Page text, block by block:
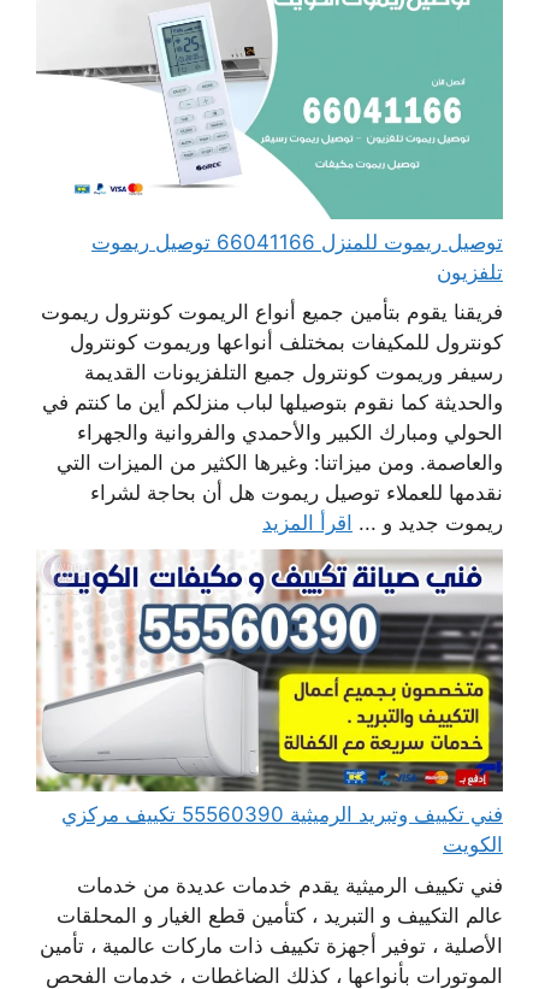
توصيل ريموت للمنزل 66041166 توصيل ريموت
تلفزيون
فريقنا يقوم بتأمين جميع أنواع الريموت كونترول ريموت
كونترول للمكيفات بمختلف أنواعها وريموت كونترول
رسيفر وريموت كونترول جميع التلفزيونات القديمة
والحديثة كما نقوم بتوصيلها لباب منزلكم أين ما كنتم في
الحولي ومبارك الكبير والأحمدي والفروانية والجهراء
والعاصمة. ومن ميزاتنا: وغيرها الكثير من الميزات التي
نقدمها للعملاء توصيل ريموت هل أن بحاجة لشراء
ريموت جديد و ... اقرأ المزيد
فني تكييف وتبريد الرميثية 55560390 تكييف مركزي
الكويت
فني تكييف الرميثية يقدم خدمات عديدة من خدمات
عالم التكييف و التبريد ، كتأمين قطع الغيار و المحلقات
الأصلية ، توفير أجهزة تكييف ذات ماركات عالمية ، تأمين
الموتورات بأنواعها ، كذلك الضاغطات ، خدمات الفحص